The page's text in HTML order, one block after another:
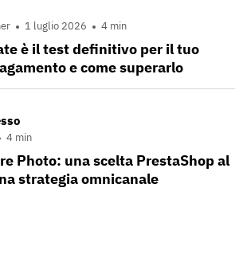
1 luglio 2026 4 min
è il test definitivo per il tuo
e come superarlo
4 min
Photo: una scelta PrestaShop al
strategia omnicanale